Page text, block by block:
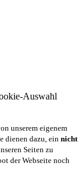
Auswahl
unserem eigenem
dienen dazu, ein nicht
Seiten zu
der Webseite noch